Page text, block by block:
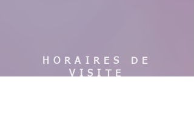
HORAIRES DE
VISITE